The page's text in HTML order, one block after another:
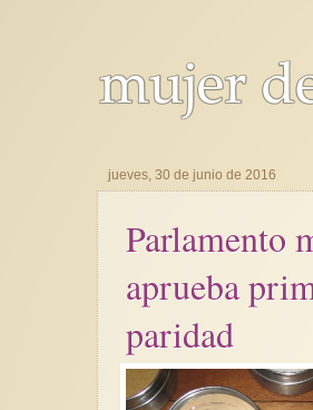
jueves, 30 de junio de 2016
Parlamento
aprueba
paridad